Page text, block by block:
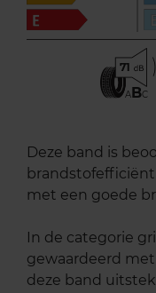
71
ABC
Deze band is
met een goede
In de categorie
gewaardeerd
deze band